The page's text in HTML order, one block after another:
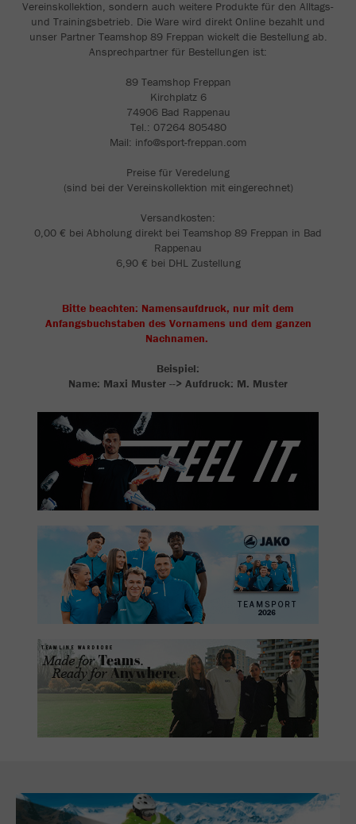
Vereinskollektion, sondern auch weitere Produkte für den Alltags-
und Trainingsbetrieb. Die Ware wird direkt Online bezahlt und
unser Partner Teamshop 89 Freppan wickelt die Bestellung ab.
Ansprechpartner für Bestellungen ist:
89 Teamshop Freppan
Kirchplatz 6
74906 Bad Rappenau
Tel.: 07264 805480
Mail: info@sport-freppan.com
Preise für Veredelung
(sind bei der Vereinskollektion mit eingerechnet)
Versandkosten:
0,00 € bei Abholung direkt bei Teamshop 89 Freppan in Bad
Rappenau
6,90 € bei DHL Zustellung
Bitte beachten: Namensaufdruck, nur mit dem
Anfangsbuchstaben des Vornamens und dem ganzen
Nachnamen.
Beispiel:
Name: Maxi Muster --> Aufdruck: M. Muster